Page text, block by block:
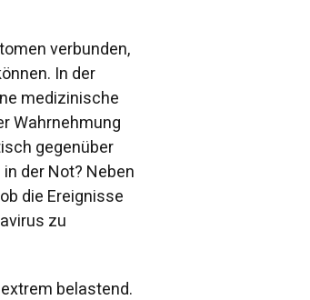
verbunden,
In der
medizinische
Wahrnehmung
gegenüber
der Not? Neben
die Ereignisse
zu
belastend.